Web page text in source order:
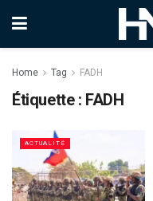
Home Tag FADH
Étiquette : FADH
ACTUALITÉ